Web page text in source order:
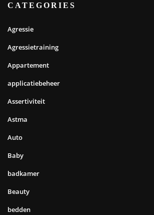
CATEGORIES
Agressie
Agressietraining
Appartement
applicatiebeheer
Assertiviteit
Astma
Auto
Baby
badkamer
Beauty
bedden